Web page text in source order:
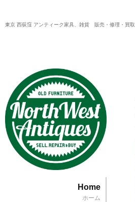
東京 西荻窪 アンティーク家具、雑貨 販売・修理・買取
Home
ホーム